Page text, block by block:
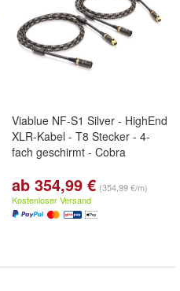
Viablue NF-S1 Silver - HighEnd
XLR-Kabel - T8 Stecker - 4-
fach geschirmt - Cobra
ab 354,99 € (354,99 €/m)
Kostenloser Versand